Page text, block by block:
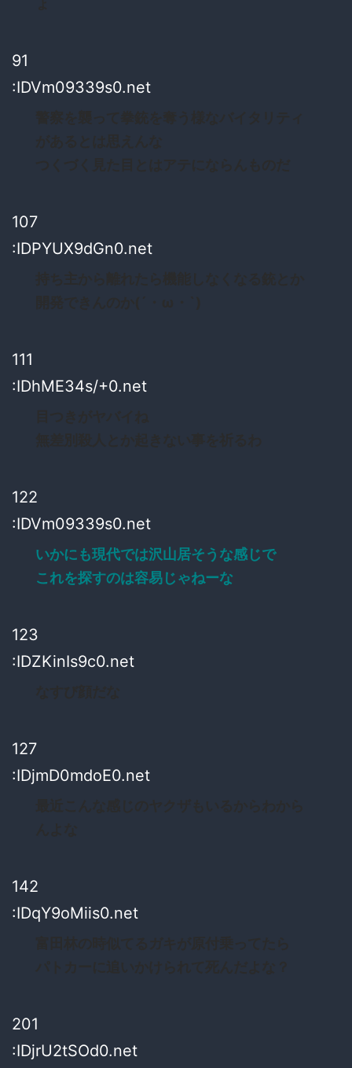
91
:IDVm09339s0.net
107
:IDPYUX9dGn0.net
111
:IDhME34s/+0.net
122
:IDVm09339s0.net
いかにも現代では沢山居そうな感じで
これを探すのは容易じゃねーな
123
:IDZKinIs9c0.net
127
:IDjmD0mdoE0.net
142
:IDqY9oMiis0.net
201
:IDjrU2tSOd0.net